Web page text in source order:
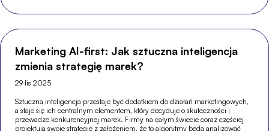
Marketing AI-first: Jak sztuczna inteligencja
zmienia strategię marek?
29 lis 2025
Sztuczna inteligencja przestaje być dodatkiem do działań marketingowych,
a staje się ich centralnym elementem, który decyduje o skuteczności i
przewadze konkurencyjnej marek. Firmy na całym świecie coraz częściej
projektują swoje strategie z założeniem, że to algorytmy będą analizować